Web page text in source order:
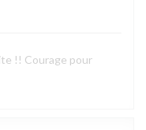
!! Courage pour